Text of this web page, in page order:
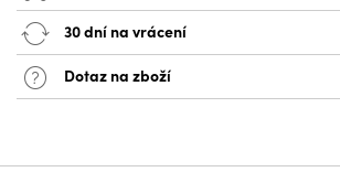
30 dní na vrácení
Dotaz na zboží